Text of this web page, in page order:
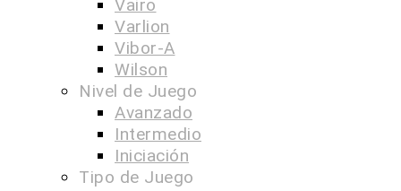
Vairo
Varlion
Vibor-A
Wilson
Nivel de Juego
Avanzado
Intermedio
Iniciación
Tipo de Juego